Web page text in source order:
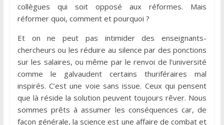
collègues qui soit opposé aux réformes. Mais
réformer quoi, comment et pourquoi ?
Et on ne peut pas intimider des enseignants-
chercheurs ou les réduire au silence par des ponctions
sur les salaires, ou même par le renvoi de l’université
comme le galvaudent certains thuriféraires mal
inspirés. C’est une voie sans issue. Ceux qui pensent
que là réside la solution peuvent toujours rêver. Nous
sommes prêts à assumer les conséquences car, de
façon générale, la science est une affaire de combat et